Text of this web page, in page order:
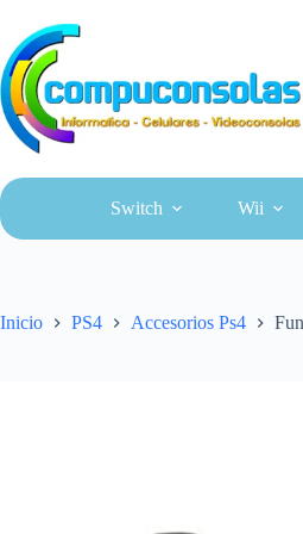
contenido
Switch Wii
Inicio PS4 Accesorios Ps4